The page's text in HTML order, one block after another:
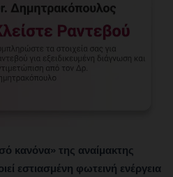
κανόνα» της αναίμακτης
εστιασμένη φωτεινή ενέργεια